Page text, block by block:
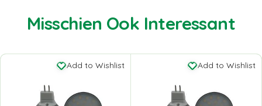
Misschien Ook Interessant
Add to Wishlist Add to Wishlist